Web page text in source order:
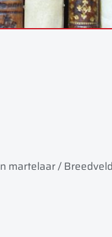
martelaar /